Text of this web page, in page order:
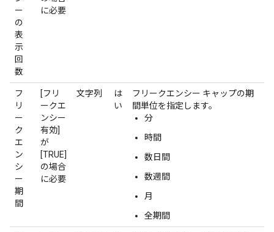
ー
の
表
示
回
数
に必要
フ
リ
ー
ク
エ
ン
シ
ー
期
間
[フリ
ークエ
ンシー
有効]
が
[TRUE]
の場合
に必要
文字列
は
い
フリークエンシー キャップの期
間単位を指定します。
分
時間
数日間
数週間
月
全期間